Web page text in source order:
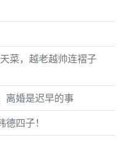
菜，越老越帅连褶子
离婚是迟早的事
四子！